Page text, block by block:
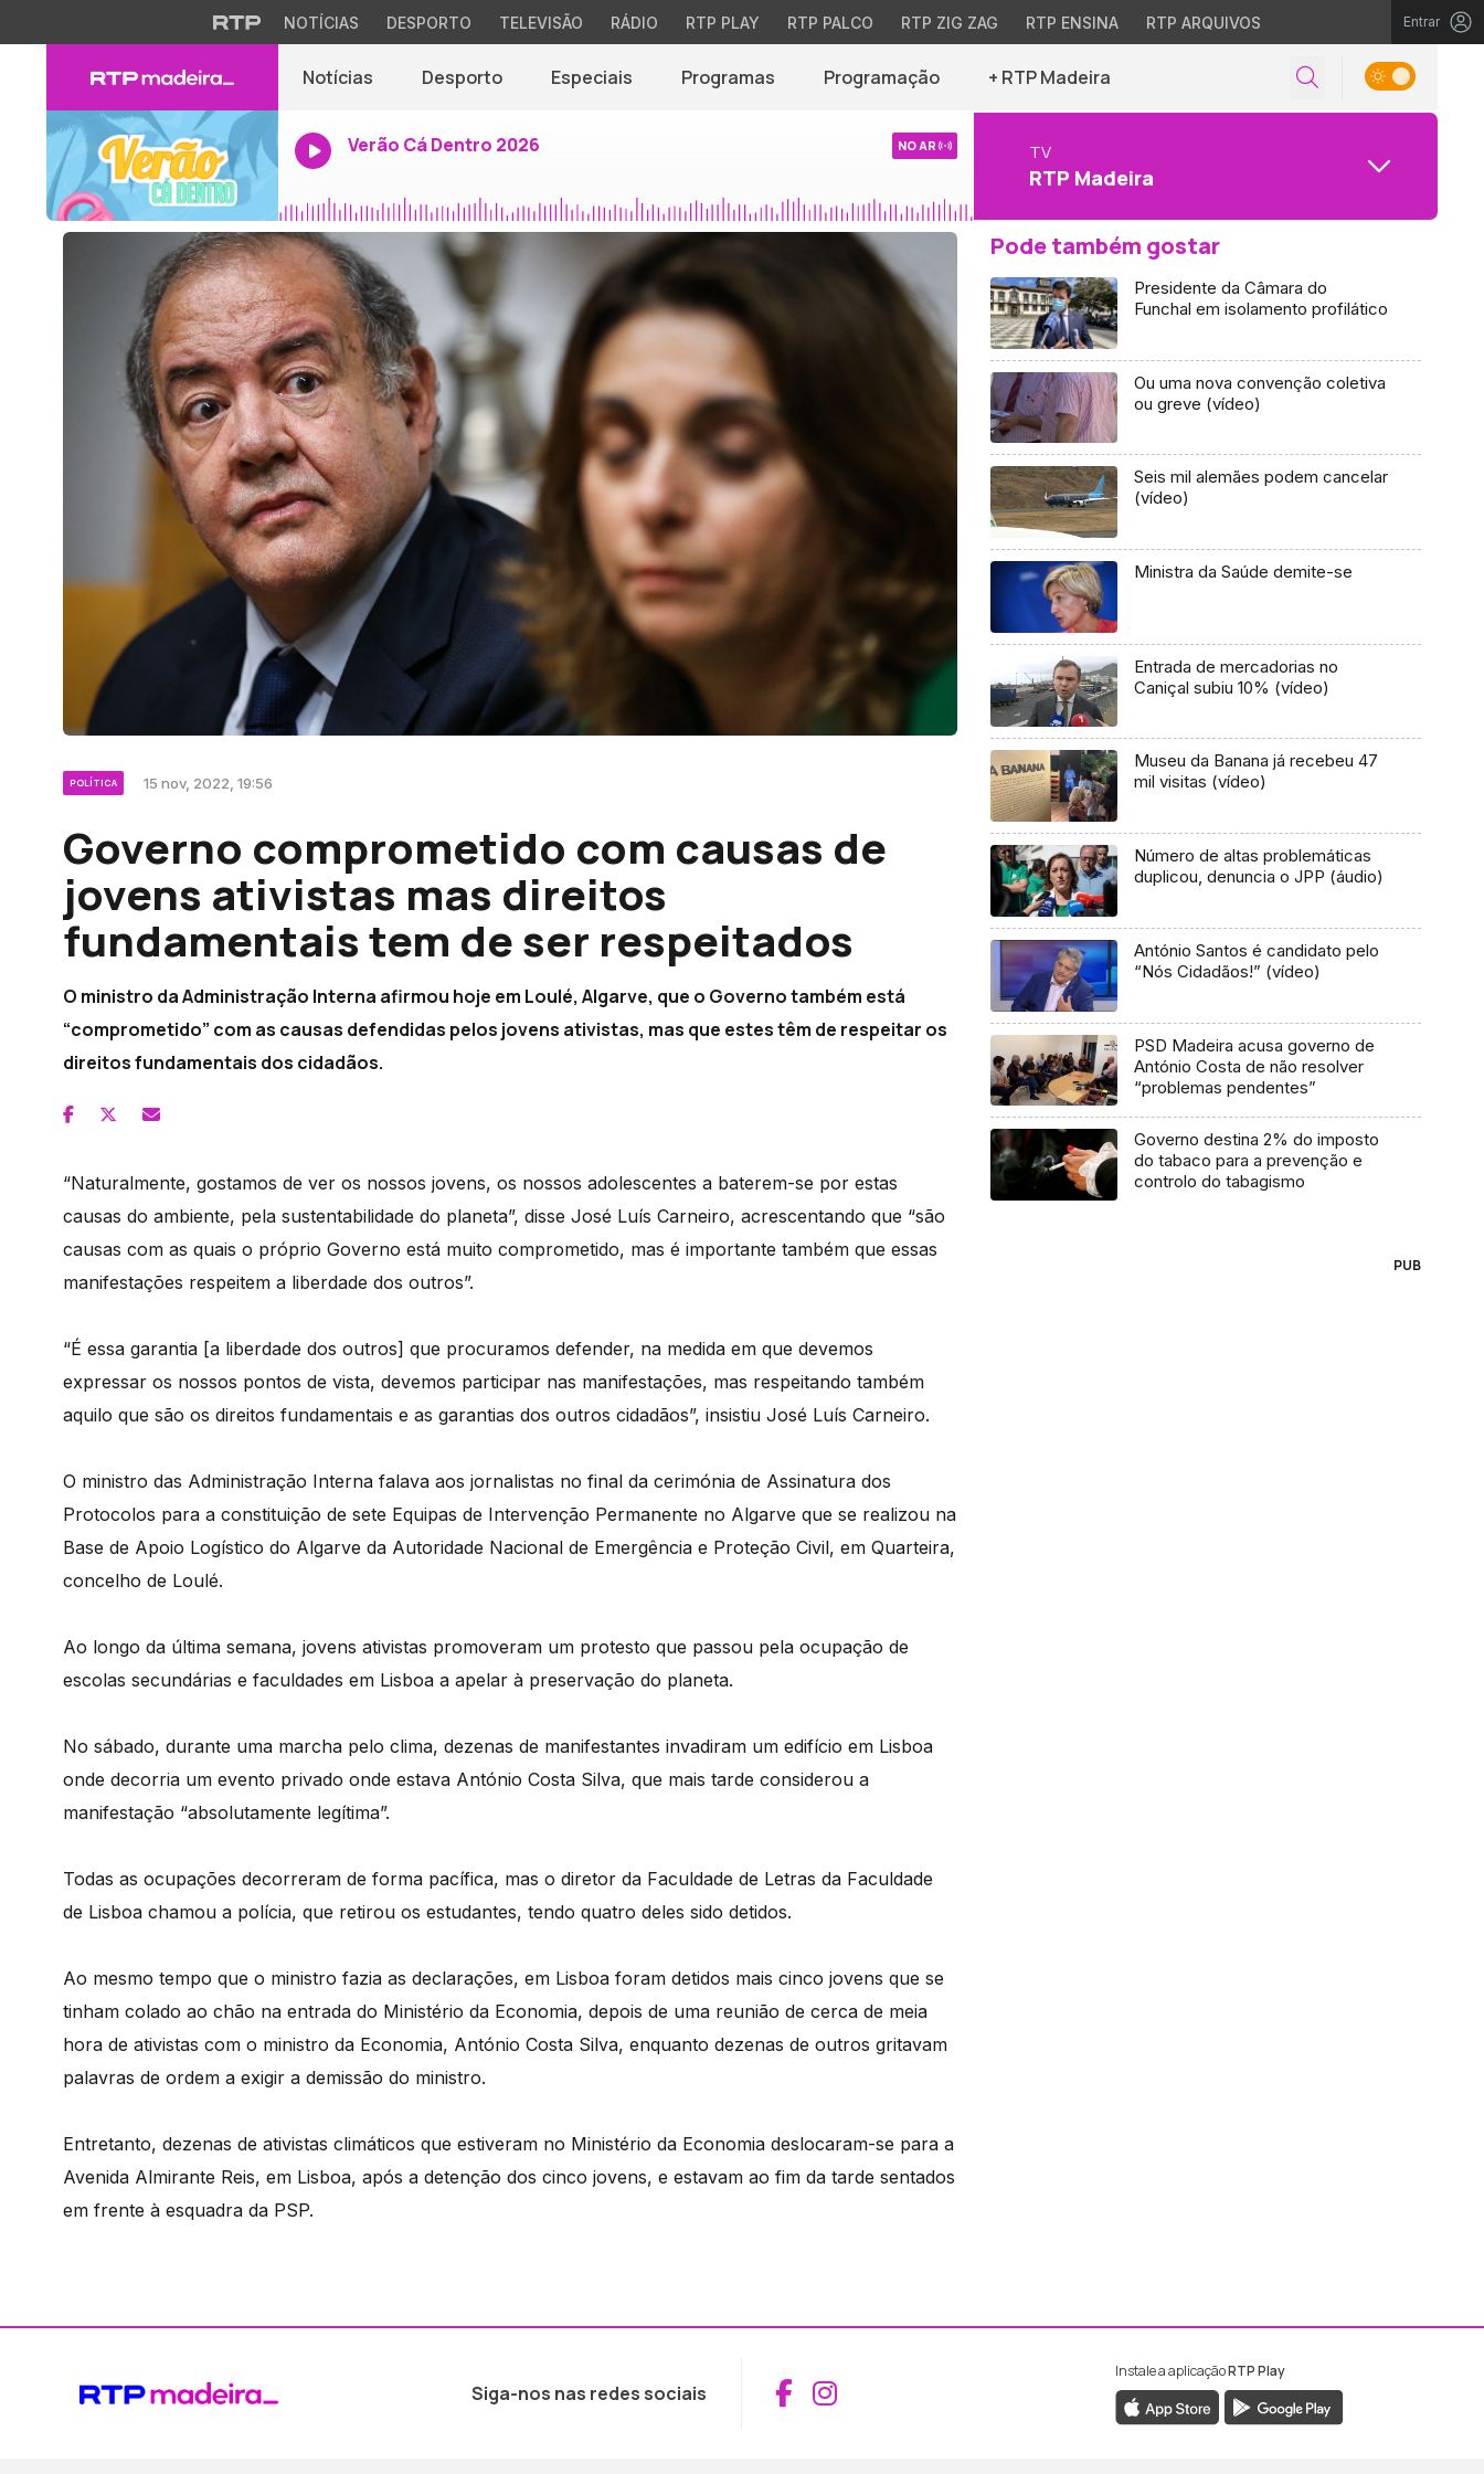
NOTÍCIAS DESPORTO TELEVISÃO RÁDIO RTP PLAY RTP PALCO RTP ZIG ZAG RTP ENSINA RTP ARQUIVOS Entrar
Notícias Desporto Especiais Programas Programação + RTP Madeira
Verão Cá Dentro 2026 NO AR TV
RTP Madeira
POLÍTICA 15 nov, 2022, 19:56
Governo comprometido com causas de
jovens ativistas mas direitos
fundamentais tem de ser respeitados
O ministro da Administração Interna afirmou hoje em Loulé, Algarve, que o Governo também está
“comprometido” com as causas defendidas pelos jovens ativistas, mas que estes têm de respeitar os
direitos fundamentais dos cidadãos.
“Naturalmente, gostamos de ver os nossos jovens, os nossos adolescentes a baterem-se por estas
causas do ambiente, pela sustentabilidade do planeta”, disse José Luís Carneiro, acrescentando que “são
causas com as quais o próprio Governo está muito comprometido, mas é importante também que essas
manifestações respeitem a liberdade dos outros”.
“É essa garantia [a liberdade dos outros] que procuramos defender, na medida em que devemos
expressar os nossos pontos de vista, devemos participar nas manifestações, mas respeitando também
aquilo que são os direitos fundamentais e as garantias dos outros cidadãos”, insistiu José Luís Carneiro.
O ministro das Administração Interna falava aos jornalistas no final da cerimónia de Assinatura dos
Protocolos para a constituição de sete Equipas de Intervenção Permanente no Algarve que se realizou na
Base de Apoio Logístico do Algarve da Autoridade Nacional de Emergência e Proteção Civil, em Quarteira,
concelho de Loulé.
Ao longo da última semana, jovens ativistas promoveram um protesto que passou pela ocupação de
escolas secundárias e faculdades em Lisboa a apelar à preservação do planeta.
No sábado, durante uma marcha pelo clima, dezenas de manifestantes invadiram um edifício em Lisboa
onde decorria um evento privado onde estava António Costa Silva, que mais tarde considerou a
manifestação “absolutamente legítima”.
Todas as ocupações decorreram de forma pacífica, mas o diretor da Faculdade de Letras da Faculdade
de Lisboa chamou a polícia, que retirou os estudantes, tendo quatro deles sido detidos.
Ao mesmo tempo que o ministro fazia as declarações, em Lisboa foram detidos mais cinco jovens que se
tinham colado ao chão na entrada do Ministério da Economia, depois de uma reunião de cerca de meia
hora de ativistas com o ministro da Economia, António Costa Silva, enquanto dezenas de outros gritavam
palavras de ordem a exigir a demissão do ministro.
Entretanto, dezenas de ativistas climáticos que estiveram no Ministério da Economia deslocaram-se para a
Avenida Almirante Reis, em Lisboa, após a detenção dos cinco jovens, e estavam ao fim da tarde sentados
em frente à esquadra da PSP.
Pode também gostar
Presidente da Câmara do
Funchal em isolamento profilático
Ou uma nova convenção coletiva
ou greve (vídeo)
Seis mil alemães podem cancelar
(vídeo)
Ministra da Saúde demite-se
Entrada de mercadorias no
Caniçal subiu 10% (vídeo)
Museu da Banana já recebeu 47
mil visitas (vídeo)
Número de altas problemáticas
duplicou, denuncia o JPP (áudio)
António Santos é candidato pelo
“Nós Cidadãos!” (vídeo)
PSD Madeira acusa governo de
António Costa de não resolver
“problemas pendentes”
Governo destina 2% do imposto
do tabaco para a prevenção e
controlo do tabagismo
PUB
Siga-nos nas redes sociais Aceder ao Facebook da RTP Madeira
Aceder ao Instagram da RTP Madeira
Instale a aplicaçãoRTP Play